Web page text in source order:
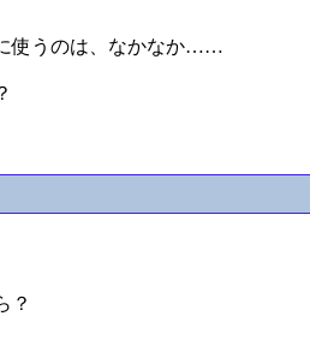
使うのは、なかなか……
？